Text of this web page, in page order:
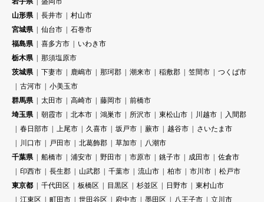
山形県
長井市
村山市
宮城県
仙台市
石巻市
福島県
喜多方市
いわき市
栃木県
那須塩原市
茨城県
下妻市 鹿嶋市 那珂郡 潮来市 稲敷郡 笠間市
つくば市
古河市
小美玉市
群馬県
太田市 高崎市 藤岡市
前橋市
埼玉県
朝霞市 北本市 鴻巣市 所沢市 東松山市 川越市
入間郡
春日部市
上尾市 久喜市 坂戸市 蕨市 越谷市
さいたま市
川口市
戸田市 北葛飾郡 草加市
八潮市
千葉県
船橋市 浦安市 野田市 市原市 銚子市 成田市
佐倉市
印西市
長生郡 山武郡 千葉市 流山市 柏市 市川市
松戸市
東京都
千代田区 板橋区 目黒区 杉並区 日野市
東村山市
江東区
町田市 世田谷区 府中市 墨田区 八王子市
立川市